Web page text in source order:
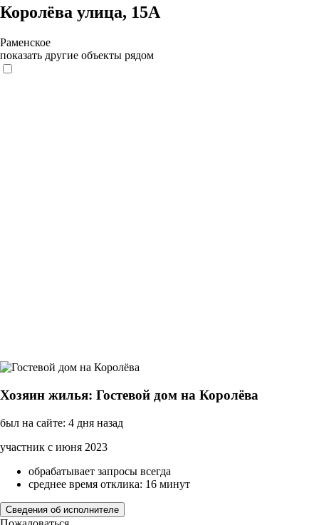
Королёва улица, 15А
Раменское
показать другие объекты рядом
Хозяин жилья: Гостевой дом на Королёва
был на сайте: 4 дня назад
участник с июня 2023
обрабатывает запросы всегда
среднее время отклика: 16 минут
Сведения об исполнителе